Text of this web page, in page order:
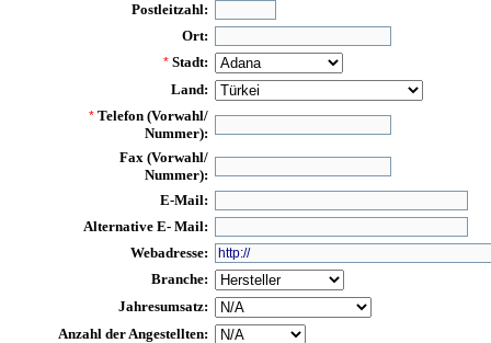
Postleitzahl:
Ort:
* Stadt:
Land:
* Telefon (Vorwahl/
Nummer):
Fax (Vorwahl/
Nummer):
E-Mail:
Alternative E- Mail:
Webadresse:
Branche:
Jahresumsatz:
Anzahl der Angestellten: